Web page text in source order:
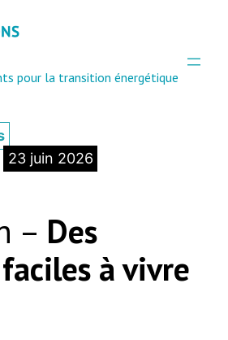
pour la transition énergétique
23 juin 2026
– Des
à vivre